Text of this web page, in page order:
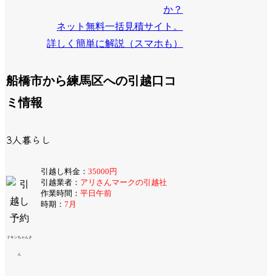
か？
ネット無料一括見積サイト。
詳しく簡単に解説（スマホも）
船橋市から練馬区への引越口コ
ミ情報
3人暮らし
ドキンちゃんさ
ん
引越し料金： 35000円
引越業者： アリさんマークの引越社
作業時間： 平日午前
時期： 7月